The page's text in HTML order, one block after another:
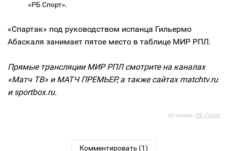
«РБ Спорт».
«Спартак» под руководством испанца Гильермо
Абаскаля занимает пятое место в таблице МИР РПЛ.
Прямые трансляции МИР РПЛ смотрите на каналах
«Матч ТВ» и МАТЧ ПРЕМЬЕР, а также сайтах matchtv.ru
и sportbox.ru.
Источник: РБ Спорт
Комментировать (1)